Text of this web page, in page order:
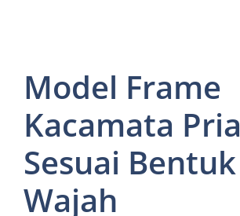
Model Frame
Kacamata Pria
Sesuai Bentuk
Wajah